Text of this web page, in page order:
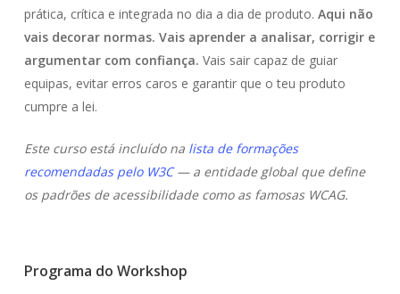
prática, crítica e integrada no dia a dia de produto.Aqui não
vais decorar normas. Vais aprender a analisar, corrigir e
argumentar com confiança. Vais sair capaz de guiar
equipas, evitar erros caros e garantir que o teu produto
cumpre a lei.
Este curso está incluído na lista de formações
recomendadas pelo W3C— a entidade global que define
os padrões de acessibilidade como as famosas WCAG.
Programa do Workshop